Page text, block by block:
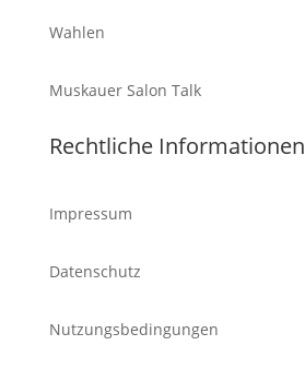
Wahlen
Muskauer Salon Talk
Rechtliche Informationen
Impressum
Datenschutz
Nutzungsbedingungen